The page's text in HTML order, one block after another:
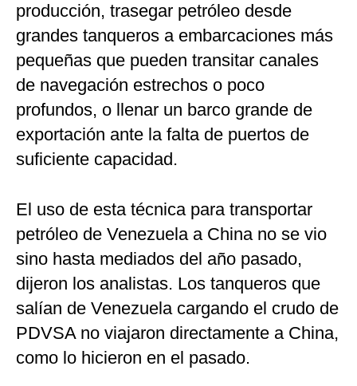
producción, trasegar petróleo desde
grandes tanqueros a embarcaciones más
pequeñas que pueden transitar canales
de navegación estrechos o poco
profundos, o llenar un barco grande de
exportación ante la falta de puertos de
suficiente capacidad.
El uso de esta técnica para transportar
petróleo de Venezuela a China no se vio
sino hasta mediados del año pasado,
dijeron los analistas. Los tanqueros que
salían de Venezuela cargando el crudo de
PDVSA no viajaron directamente a China,
como lo hicieron en el pasado.